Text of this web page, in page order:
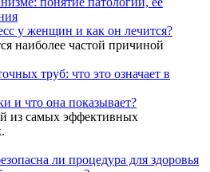
у женщин и как он лечится?
наиболее частой причиной
и что она показывает?
из самых эффективных